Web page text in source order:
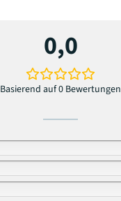
0,0
Basierend auf 0 Bewertungen